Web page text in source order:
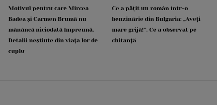
Motivul pentru care Mircea
Badea și Carmen Brumă nu
mănâncă niciodată împreună.
Detalii neștiute din viața lor de
cuplu
Ce a pățit un român într-o
benzinărie din Bulgaria: „Aveți
mare grijă!”. Ce a observat pe
chitanță